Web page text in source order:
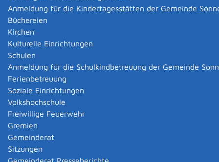
Anmeldung für die Kindertagesstätten der Gemeinde
Büchereien
Kirchen
Kulturelle Einrichtungen
Schulen
Anmeldung für die Schulkindbetreuung der Gemeinde
Ferienbetreuung
Soziale Einrichtungen
Volkshochschule
Freiwillige Feuerwehr
Gremien
Gemeinderat
Sitzungen